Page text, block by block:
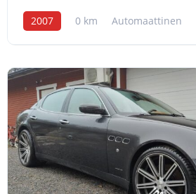
2007 0 km Automaattinen